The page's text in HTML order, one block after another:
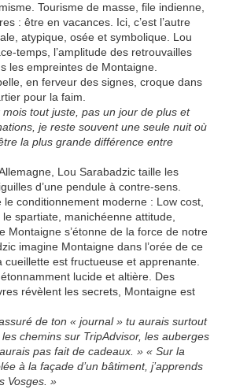
Tourisme de masse, file indienne,
: être en vacances. Ici, c’est l’autre
atypique, osée et symbolique. Lou
temps, l’amplitude des retrouvailles
les empreintes de Montaigne.
en ferveur des signes, croque dans
pour la faim.
tout juste, pas un jour de plus et
je reste souvent une seule nuit où
la plus grande différence entre
Lou Sarabadzic taille les
d’une pendule à contre-sens.
conditionnement moderne : Low cost,
spartiate, manichéenne attitude,
Montaigne s’étonne de la force de notre
imagine Montaigne dans l’orée de ce
cueillette est fructueuse et apprenante.
lucide et altière. Des
révèlent les secrets, Montaigne est
de ton « journal » tu aurais surtout
chemins sur TripAdvisor, les auberges
pas fait de cadeaux. » « Sur la
à la façade d’un bâtiment, j’apprends
Vosges. »